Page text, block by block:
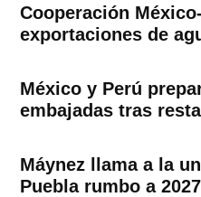
Cooperación
exportaciones de
México y Perú
embajadas tras
Máynez llama a la
Puebla rumbo a 2027